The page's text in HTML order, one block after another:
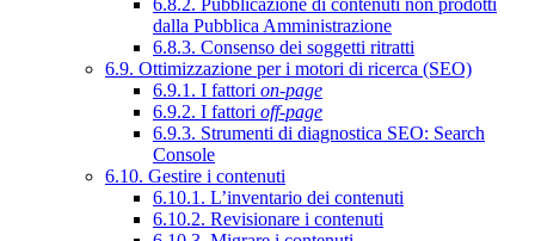
6.8.2. Pubblicazione di contenuti non prodotti
dalla Pubblica Amministrazione
6.8.3. Consenso dei soggetti ritratti
6.9. Ottimizzazione per i motori di ricerca (SEO)
6.9.1. I fattori on-page
6.9.2. I fattori off-page
6.9.3. Strumenti di diagnostica SEO: Search
Console
6.10. Gestire i contenuti
6.10.1. L’inventario dei contenuti
6.10.2. Revisionare i contenuti